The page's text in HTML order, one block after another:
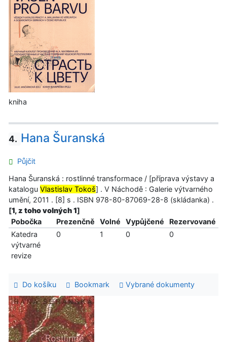
kniha
4. Hana Šuranská
Půjčit
Hana Šuranská : rostlinné transformace / [příprava výstavy a
katalogu Vlastislav Tokoš] . V Náchodě : Galerie výtvarného
umění, 2011 . [8] s . ISBN 978-80-87069-28-8 (skládanka) .
[1, z toho volných 1]
Pobočka
Prezenčně Volné Vypůjčené
Rezervované
Katedra
výtvarné
revize
0 1 0 0
Do košíku Bookmark Vybrané dokumenty